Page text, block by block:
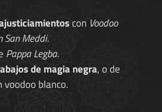
con Voodoo
San Meddi.
Pappa Legba.
de magia negra, o de
blanco.